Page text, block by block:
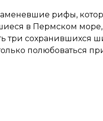
рифы,
в Пермском
три сохранившихся
полюбоваться